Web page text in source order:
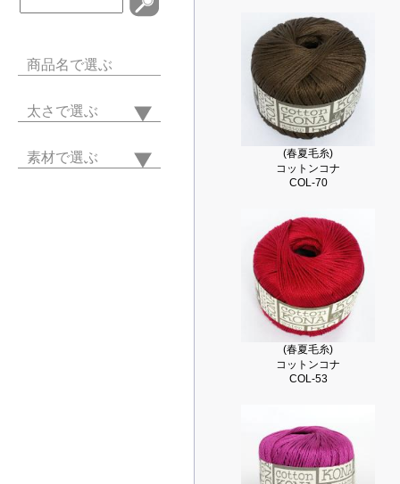
商品名で選ぶ
太さで選ぶ
素材で選ぶ
(春夏毛糸)
コットンコナ
COL-70
(春夏毛糸)
コットンコナ
COL-53